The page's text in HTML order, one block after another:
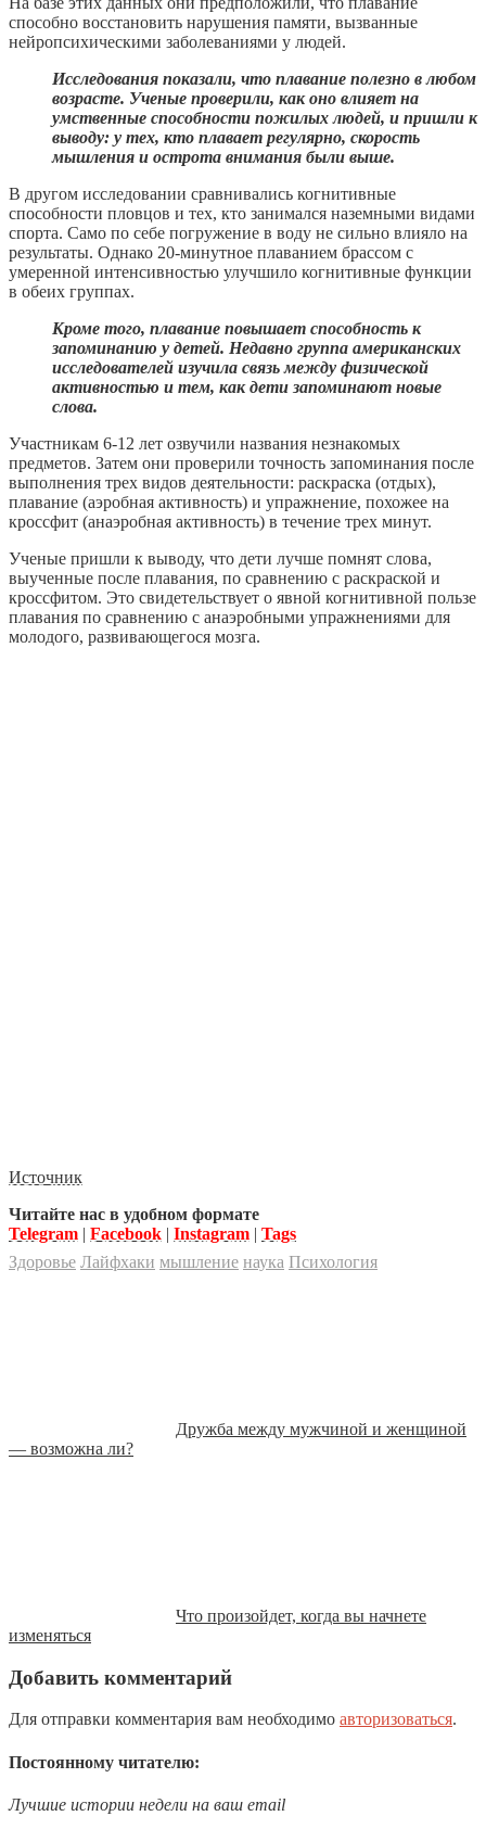
способно восстановить нарушения памяти, вызванные
нейропсихическими заболеваниями у людей.
Исследования показали, что плавание полезно в любом
возрасте. Ученые проверили, как оно влияет на
умственные способности пожилых людей, и пришли к
выводу: у тех, кто плавает регулярно, скорость
мышления и острота внимания были выше.
В другом исследовании сравнивались когнитивные
способности пловцов и тех, кто занимался наземными видами
спорта. Само по себе погружение в воду не сильно влияло на
результаты. Однако 20-минутное плаванием брассом с
умеренной интенсивностью улучшило когнитивные функции
в обеих группах.
Кроме того, плавание повышает способность к
запоминанию у детей. Недавно группа американских
исследователей изучила связь между физической
активностью и тем, как дети запоминают новые
слова.
Участникам 6-12 лет озвучили названия незнакомых
предметов. Затем они проверили точность запоминания после
выполнения трех видов деятельности: раскраска (отдых),
плавание (аэробная активность) и упражнение, похожее на
кроссфит (анаэробная активность) в течение трех минут.
Ученые пришли к выводу, что дети лучше помнят слова,
выученные после плавания, по сравнению с раскраской и
кроссфитом. Это свидетельствует о явной когнитивной пользе
плавания по сравнению с анаэробными упражнениями для
молодого, развивающегося мозга.
Источник
Читайте нас в удобном формате
Telegram | Facebook | Instagram | Tags
Здоровье Лайфхаки мышление наука Психология
Дружба между мужчиной и женщиной
— возможна ли?
Что произойдет, когда вы начнете
изменяться
Добавить комментарий
Для отправки комментария вам необходимо авторизоваться.
Постоянному читателю:
Лучшие истории недели на ваш email